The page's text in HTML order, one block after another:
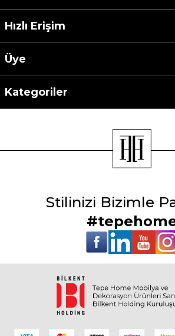
Hızlı Erişim
Üye
Kategoriler
Stilinizi Bizimle